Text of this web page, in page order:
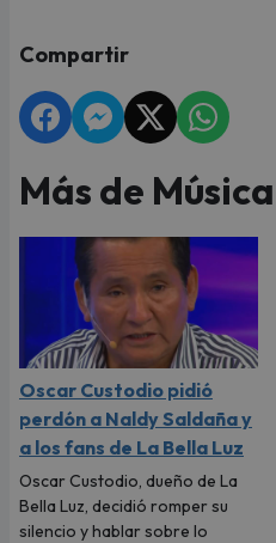
Compartir
Más de Música
Oscar Custodio pidió
perdón a Naldy Saldaña y
a los fans de La Bella Luz
Oscar Custodio, dueño de La
Bella Luz, decidió romper su
silencio y hablar sobre lo